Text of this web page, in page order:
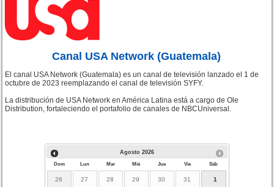
Canal USA Network (Guatemala)
El canal USA Network (Guatemala) es un canal de televisión lanzado el 1 de
octubre de 2023 reemplazando el canal de televisión SYFY.
La distribución de USA Network en América Latina está a cargo de Ole
Distribution, fortaleciendo el portafolio de canales de NBCUniversal.
Agosto 2026
Dom Lun Mar Mié Jue Vie Sáb
26 27 28 29 30 31 1